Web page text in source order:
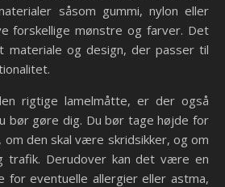
såsom gummi, nylon eller
forskellige mønstre og farver. Det
og design, der passer til
rigtige lamelmåtte, er der også
bør gøre dig. Du bør tage højde for
den skal være skridsikker, og om
trafik. Derudover kan det være en
for eventuelle allergier eller astma,